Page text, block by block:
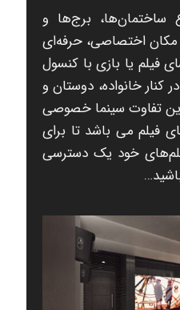
ساختمان‌ها، برج‌ها و
اختصاصی، حرفه‌ای
فیلم یا بازی با کنسول
کنار خانواده، دوستان و
تفاوت سینما خصوصی
فیلم می باشد تا برای
خود یک دسترسی